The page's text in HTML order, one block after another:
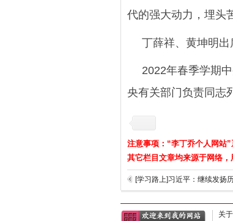
代的强大动力，埋头
丁薛祥、黄坤明出
2022年春季学期
央有关部门负责同志
注意事项：“李丁乔个人网站
其它栏目文章均来源于网络，
关